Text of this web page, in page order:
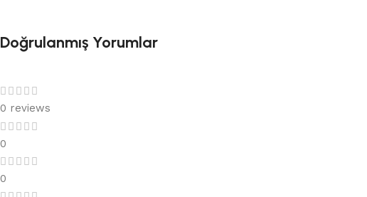
Doğrulanmış Yorumlar
0 reviews
0
0